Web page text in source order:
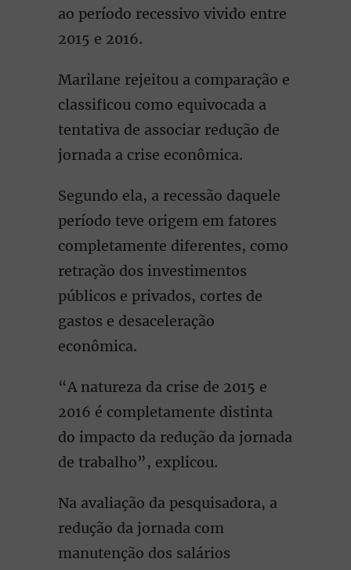
ao período recessivo vivido entre
2015 e 2016.
Marilane rejeitou a comparação e
classificou como equivocada a
tentativa de associar redução de
jornada a crise econômica.
Segundo ela, a recessão daquele
período teve origem em fatores
completamente diferentes, como
retração dos investimentos
públicos e privados, cortes de
gastos e desaceleração
econômica.
“A natureza da crise de 2015 e
2016 é completamente distinta
do impacto da redução da jornada
de trabalho”, explicou.
Na avaliação da pesquisadora, a
redução da jornada com
manutenção dos salários